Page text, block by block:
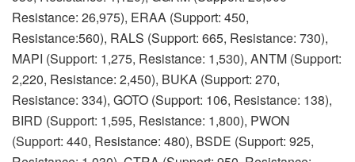
Resistance: 26,975), ERAA (Support: 450,
Resistance:560), RALS (Support: 665, Resistance: 730),
MAPI (Support: 1,275, Resistance: 1,530), ANTM (Support:
2,220, Resistance: 2,450), BUKA (Support: 270,
Resistance: 334), GOTO (Support: 106, Resistance: 138),
BIRD (Support: 1,595, Resistance: 1,800), PWON
(Support: 440, Resistance: 480), BSDE (Support: 925,